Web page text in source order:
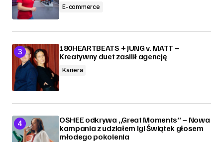
E-commerce
180HEARTBEATS + JUNG v. MATT –
Kreatywny duet zasilił agencję
Kariera
OSHEE odkrywa „Great Moments” – Nowa
kampania z udziałem Igi Świątek głosem
młodego pokolenia